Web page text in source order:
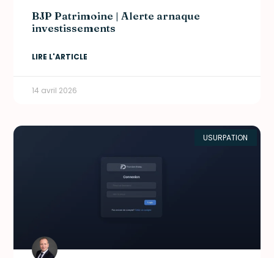
BJP Patrimoine | Alerte arnaque
investissements
LIRE L'ARTICLE
14 avril 2026
USURPATION